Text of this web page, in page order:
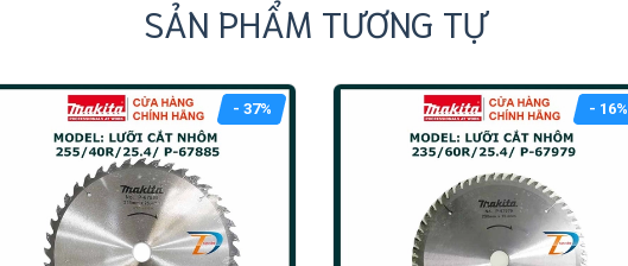
SẢN PHẨM TƯƠNG TỰ
- 37% - 16%